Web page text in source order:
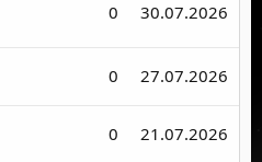
0 30.07.2026
0 27.07.2026
0 21.07.2026